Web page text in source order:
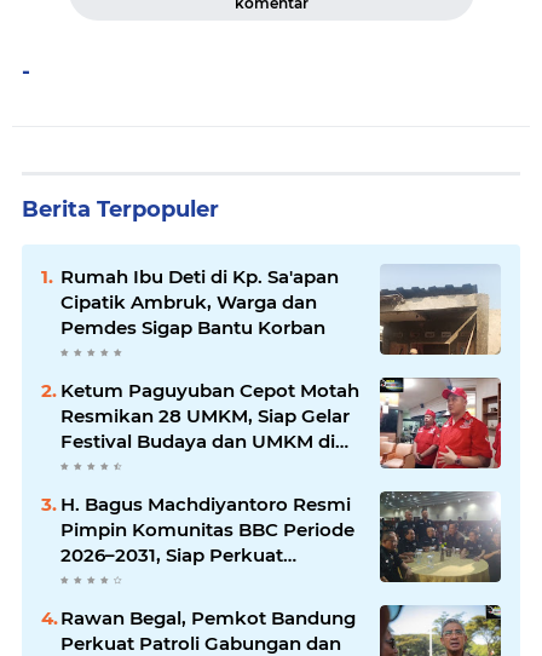
-
Berita Terpopuler
Rumah Ibu Deti di Kp. Sa'apan
Cipatik Ambruk, Warga dan
Pemdes Sigap Bantu Korban
Ketum Paguyuban Cepot Motah
Resmikan 28 UMKM, Siap Gelar
Festival Budaya dan UMKM di
Jalan Braga
H. Bagus Machdiyantoro Resmi
Pimpin Komunitas BBC Periode
2026–2031, Siap Perkuat
Solidaritas dan Hadirkan
Program Nyata untuk
Masyarakat
Rawan Begal, Pemkot Bandung
Perkuat Patroli Gabungan dan